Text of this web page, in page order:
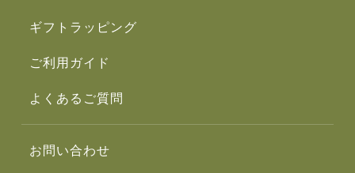
ギフトラッピング
ご利用ガイド
よくあるご質問
お問い合わせ